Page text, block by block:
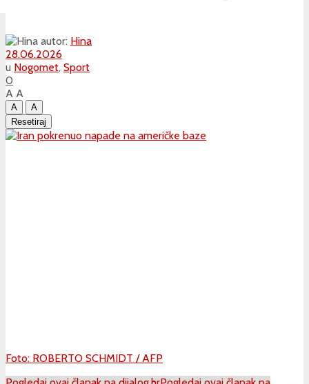
autor: Hina
28.06.2026
u Nogomet, Sport
0
A A
A
A
Resetiraj
Foto: ROBERTO SCHMIDT / AFP